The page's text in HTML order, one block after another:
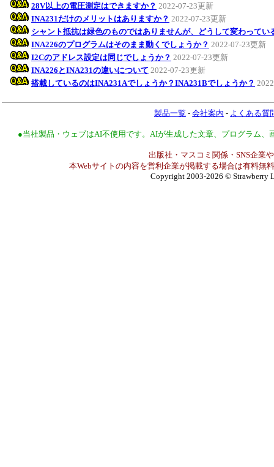
28V以上の電圧測定はできますか？ 2022-07-23更新
INA231だけのメリットはありますか？ 2022-07-23更新
シャント抵抗は緑色のものではありませんが、どうして変わってい
INA226のプログラムはそのまま動くでしょうか？ 2022-07-23更新
I2Cのアドレス設定は同じでしょうか？ 2022-07-23更新
INA226とINA231の違いについて 2022-07-23更新
搭載しているのはINA231Aでしょうか？INA231Bでしょうか？
製品一覧 - 会社案内 - よくある質
●当社製品・ウェブはAI不使用です。AIが生成した文章、プログラム
出版社・マスコミ関係・SNS企業
本Webサイトの内容を営利企業が掲載する場合は有料無
Copyright 2003-2026 © Strawberry